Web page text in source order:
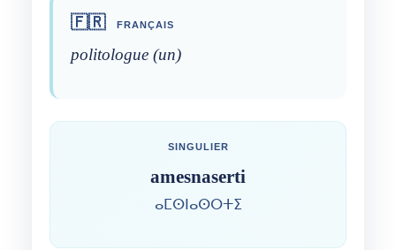
🇫🇷 FRANÇAIS
politologue (un)
SINGULIER
amesnaserti
ⴰⵎⵙⵏⴰⵙⵔⵜⵉ